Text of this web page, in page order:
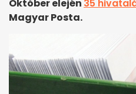
Október elején 35
Magyar Posta.